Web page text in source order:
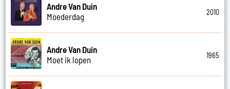
Andre Van Duin
Moederdag
2010
Andre Van Duin
Moet ik lopen
1965